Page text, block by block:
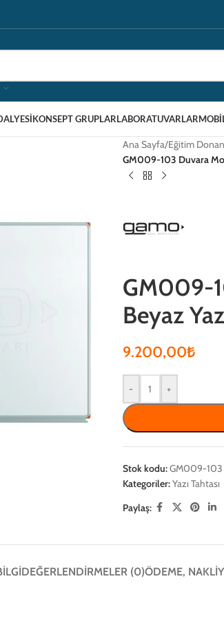
KONSEPT GRUPLARLABORATUVARLAR
Ana Sayfa/Eğitim
GM009-103 Duvara
GM009-
Beyaz
9.200,00₺
- +
Stok kodu:GM009-103
Kategoriler:Yazı Tahtası
Paylaş:
DEĞERLENDIRMELER (0)ÖDEME,